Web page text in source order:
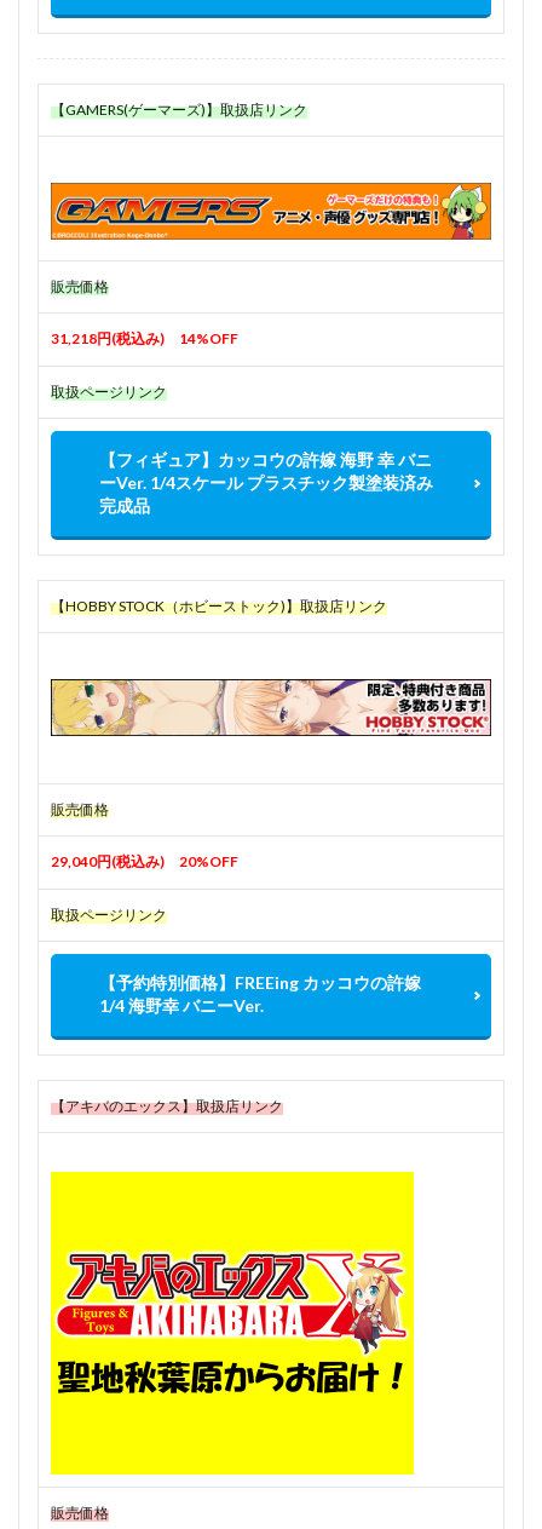
【GAMERS(ゲーマーズ)】取扱店リンク
販売価格
31,218円(税込み) 14%OFF
取扱ページリンク
【フィギュア】カッコウの許嫁 海野 幸 バニ
ーVer. 1/4スケール プラスチック製塗装済み
完成品
【HOBBY STOCK（ホビーストック)】取扱店リンク
販売価格
29,040円(税込み) 20%OFF
取扱ページリンク
【予約特別価格】FREEing カッコウの許嫁
1/4 海野幸 バニーVer.
【アキバのエックス】取扱店リンク
販売価格